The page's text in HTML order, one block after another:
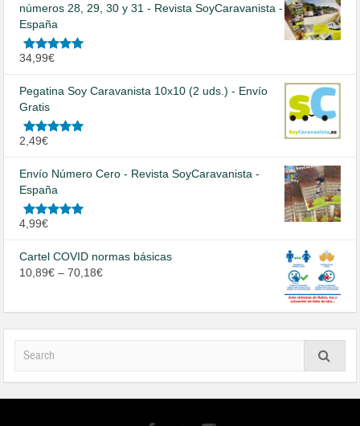
números 28, 29, 30 y 31 - Revista SoyCaravanista -
España
Valorado
34,99€
Pegatina Soy Caravanista 10x10 (2 uds.) - Envío
Gratis
Valorado
2,49€
Envío Número Cero - Revista SoyCaravanista -
España
Valorado
4,99€
Cartel COVID normas básicas
10,89€ –70,18€